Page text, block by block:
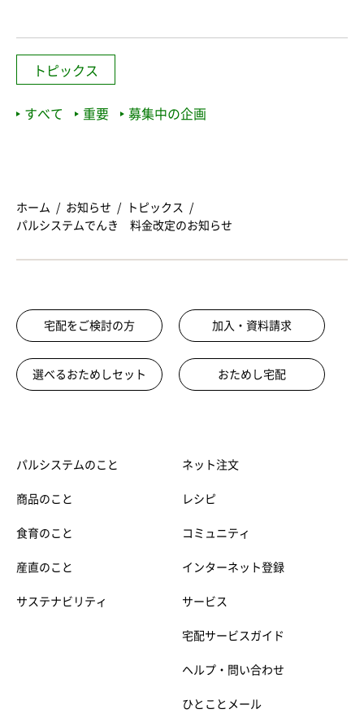
トピックス
すべて 重要 募集中の企画
ホーム お知らせ
トピックス
パルシステムでんき 料金改定のお知らせ
宅配をご検討の方 加入・資料請求
選べるおためしセット おためし宅配
パルシステムのこと
商品のこと
食育のこと
産直のこと
サステナビリティ
ネット注文
レシピ
コミュニティ
インターネット登録
サービス
宅配サービスガイド
ヘルプ・問い合わせ
ひとことメール